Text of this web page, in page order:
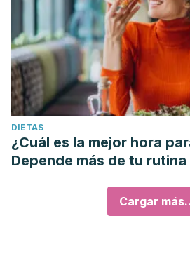
DIETAS
¿Cuál es la mejor hora
Depende más de tu
Cargar